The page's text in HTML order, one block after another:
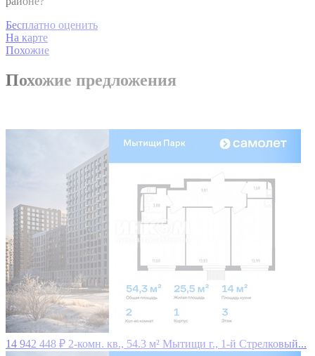
Бесплатно оценить
На карте
Похожие
Похожие предложения
14 942 448 ₽ 2-комн. кв., 54.3 м² Мытищи г., 1-й Стрелковый...